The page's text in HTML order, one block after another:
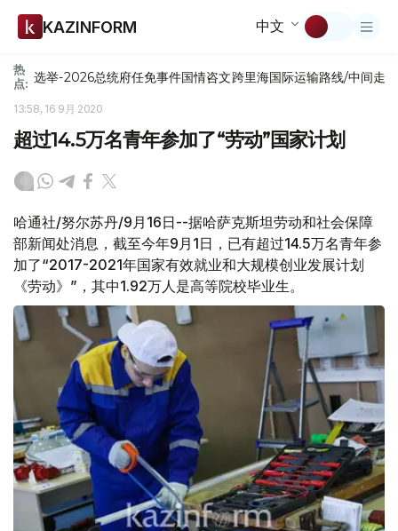
KAZINFORM 中文
热
点: 选举-2026总统府任免事件国情咨文跨里海国际运输路线/中间走廊
13:58, 16 9月 2020
超过14.5万名青年参加了“劳动”国家计划
哈通社/努尔苏丹/9月16日--据哈萨克斯坦劳动和社会保障
部新闻处消息，截至今年9月1日，已有超过14.5万名青年参
加了“2017-2021年国家有效就业和大规模创业发展计划
《劳动》”，其中1.92万人是高等院校毕业生。